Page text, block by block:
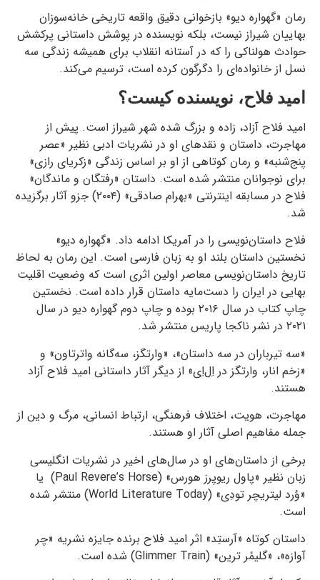
رمان «گهواره‌ دیو» بازخوانی دقیق واقعه تاریخی خانه‌سوزان
بهاییان شیراز نیست، بلکه نویسنده در پوشش داستانی پرکشش
حوادث هولناکی را که در آستانه‌ انقلاب برای همیشه زندگی سه
نسل از خانواده‌ای را دگرگون کرده است، ترسیم می‌کند.
امید فلاح، نویسنده کیست؟
امید فلاح آزاد، زاده و بزرگ شده‌ شهر شیراز است. پیش از
مهاجرت، داستان و نقد‌های او در نشریات ادبی نظیر «عصر
پنج‌شنبه» و رمان کوتاهی از او بر اساس زندگی «زکریای رازی»
برای نوجوانان منتشر شده است. داستان «رفتگان و ماندگان»
فلاح در مسابقه اینترنتی «بهرام صادقی» (۲۰۰۴) جزو آثار برگزیده
شد.
فلاح داستان‌نویسی را در آمریکا ادامه داد. «گهواره‌ دیو»
نخستین داستان بلند او به زبان فارسی است. این رمان به لحاظ
تاریخ داستان‌نویسی معاصر اولین اثری است که وضعیت اقلیت
بهایی در ایران را دست‌مایه داستان قرار داده است. نخستین
چاپ کتاب در سال ۲۰۱۶ بوده و چاپ دوم گهواره دیو در سال
۲۰۲۱ در نشر ناکجا پاریس منتشر شد.
«سه تیرباران در سه داستان»، «وارتگز، سه‌گانه واترتاون» و
«زخم انار، وارتگز در اِل‌اِی» از دیگر آثار داستانی امید فلاح آزاد
هستند.
مهاجرت، هویت، اختلاف فرهنگی، ارتباط انسانی، مرگ و دین از
جمله مفاهیم اصلی آثار او هستند.
برخی از داستان‌های او در سال‌های اخیر در نشریات انگلیسی
زبان نظیر «پاول ریویِرز هورس» (Paul Revere’s Horse) یا
«وُرد لیتریچر تودِی» (World Literature Today) منتشر شده
است.
داستان کوتاه «آرستِد» اثر امید فلاح برنده جایزه نشریه «چر
آوازه»، «گلیمُر ترین» (Glimmer Train) شده است.